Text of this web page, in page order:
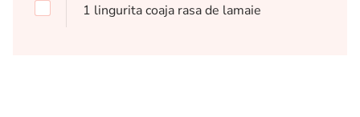
1 linguritacoaja rasa de lamaie